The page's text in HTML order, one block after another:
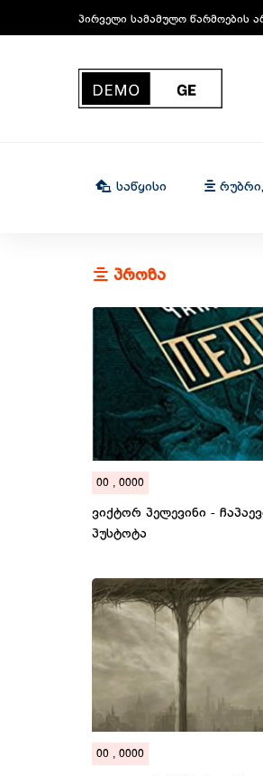
პირველი სამამულო წარმოების
Საწყისი
პროზა
00 , 0000
ვიქტორ პელევინი -
პუსტოტა
00 , 0000